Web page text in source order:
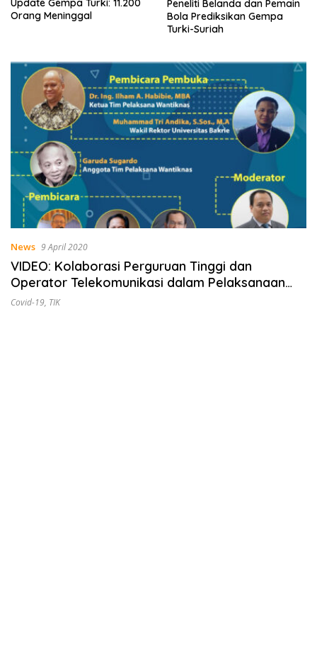
Update Gempa Turki: 11.200
Orang Meninggal
Peneliti Belanda dan Pemain
Bola Prediksikan Gempa
Turki-Suriah
News 9 April 2020
VIDEO: Kolaborasi Perguruan Tinggi dan
Operator Telekomunikasi dalam Pelaksanaan
Pembelajaran Jarak Jauh di Masa PSBB
Covid-19, TIK